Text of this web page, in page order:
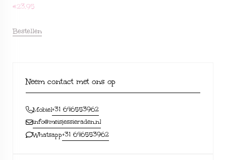
€23,95
Bestellen
Neem contact met ons op
Mobiel+31 646553962
info@meisjessieraden.nl
Whatsapp+31 646553962